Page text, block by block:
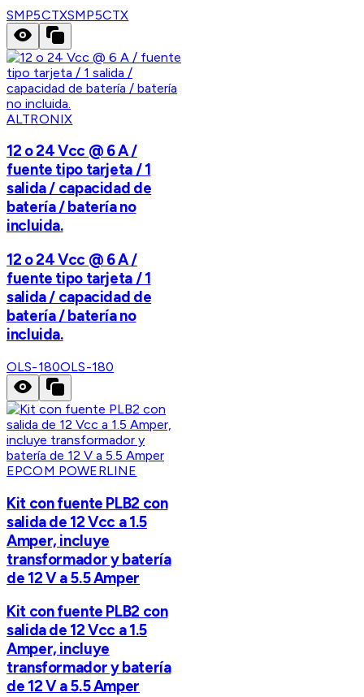
SMP5CTXSMP5CTX
ALTRONIX
12 o 24 Vcc @ 6 A /
fuente tipo tarjeta / 1
salida / capacidad de
batería / batería no
incluida.
12 o 24 Vcc @ 6 A /
fuente tipo tarjeta / 1
salida / capacidad de
batería / batería no
incluida.
OLS-180OLS-180
EPCOM POWERLINE
Kit con fuente PLB2 con
salida de 12 Vcc a 1.5
Amper, incluye
transformador y batería
de 12 V a 5.5 Amper
Kit con fuente PLB2 con
salida de 12 Vcc a 1.5
Amper, incluye
transformador y batería
de 12 V a 5.5 Amper